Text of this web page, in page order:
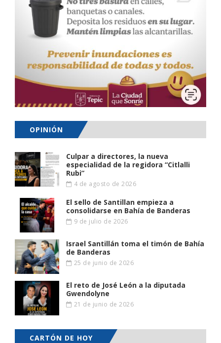
OPINIÓN
Culpar a directores, la nueva
especialidad de la regidora “Citlalli
Rubi”
4 de agosto de 2026
El sello de Santillan empieza a
consolidarse en Bahía de Banderas
9 de julio de 2026
Israel Santillán toma el timón de Bahía
de Banderas
25 de junio de 2026
El reto de José León a la diputada
Gwendolyne
21 de junio de 2026
CARTÓN DE HOY